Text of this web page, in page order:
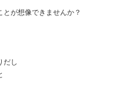
人にはケガをして